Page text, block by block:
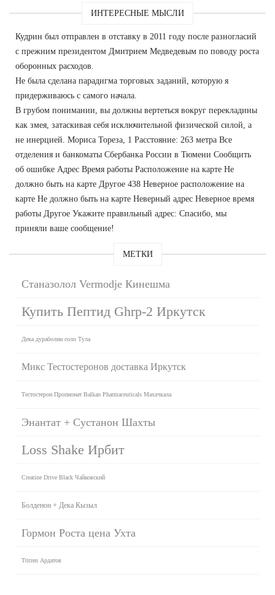
ИНТЕРЕСНЫЕ МЫСЛИ
Кудрин был отправлен в отставку в 2011 году после разногласий
с прежним президентом Дмитрием Медведевым по поводу роста
оборонных расходов.
Не была сделана парадигма торговых заданий, которую я
придерживаюсь с самого начала.
В грубом понимании, вы должны вертеться вокруг перекладины
как змея, затаскивая себя исключительной физической силой, а
не инерцией. Мориса Тореза, 1 Расстояние: 263 метра Все
отделения и банкоматы Сбербанка России в Тюмени Сообщить
об ошибке Адрес Время работы Расположение на карте Не
должно быть на карте Другое 438 Неверное расположение на
карте Не должно быть на карте Неверный адрес Неверное время
работы Другое Укажите правильный адрес: Спасибо, мы
приняли ваше сообщение!
МЕТКИ
Станазолол Vermodje Кинешма
Купить Пептид Ghrp-2 Иркутск
Дека дураболин соло Тула
Микс Тестостеронов доставка Иркутск
Тестостерон Пропионат Balkan Pharmaceuticals Махачкала
Энантат + Сустанон Шахты
Loss Shake Ирбит
Creatine Drive Black Чайковский
Болденон + Дека Кызыл
Гормон Роста цена Ухта
Tritren Ардатов